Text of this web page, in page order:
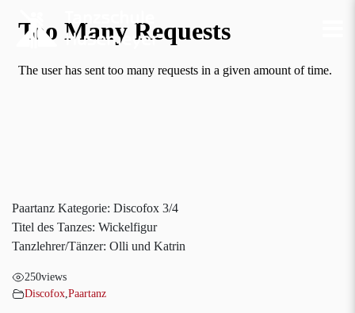
Paartanz Kategorie: Discofox 3/4
Titel des Tanzes: Wickelfigur
Tanzlehrer/Tänzer: Olli und Katrin
250views
Discofox Paartanz